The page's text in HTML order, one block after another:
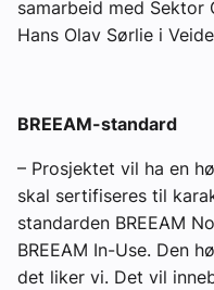
samarbeid med Sektor
Hans Olav Sørlie i
BREEAM-standard
– Prosjektet vil ha en
skal sertifiseres til
standarden BREEAM
BREEAM In-Use. Den
det liker vi. Det vil